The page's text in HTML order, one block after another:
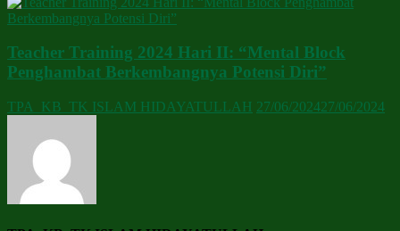
Teacher Training 2024 Hari II: “Mental Block
Penghambat Berkembangnya Potensi Diri”
TPA_KB_TK ISLAM HIDAYATULLAH 27/06/202427/06/2024